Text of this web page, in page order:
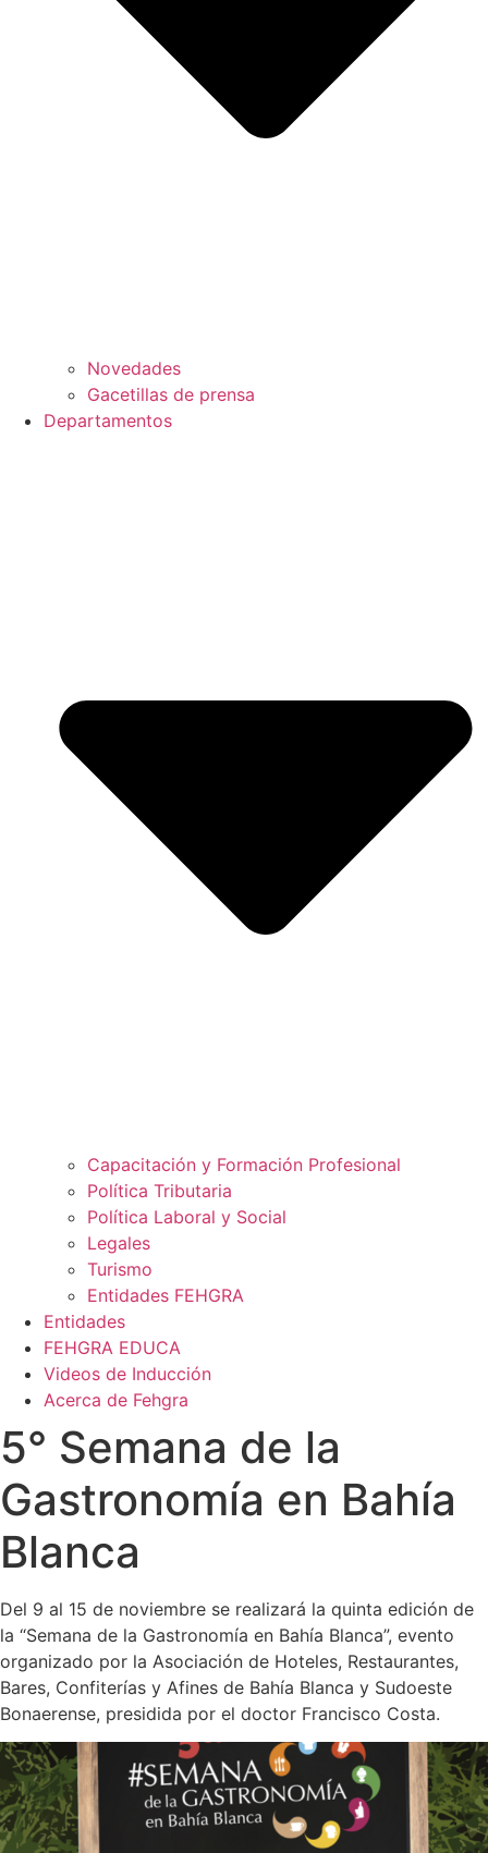
Novedades
Gacetillas de prensa
Departamentos
Capacitación y Formación Profesional
Política Tributaria
Política Laboral y Social
Legales
Turismo
Entidades FEHGRA
Entidades
FEHGRA EDUCA
Videos de Inducción
Acerca de Fehgra
5° Semana de la
Gastronomía en Bahía
Blanca
Del 9 al 15 de noviembre se realizará la quinta edición de
la “Semana de la Gastronomía en Bahía Blanca”, evento
organizado por la Asociación de Hoteles, Restaurantes,
Bares, Confiterías y Afines de Bahía Blanca y Sudoeste
Bonaerense, presidida por el doctor Francisco Costa.